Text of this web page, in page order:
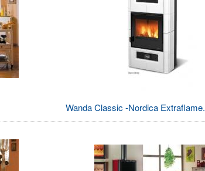
Wanda Classic -Nordica Extraflame.